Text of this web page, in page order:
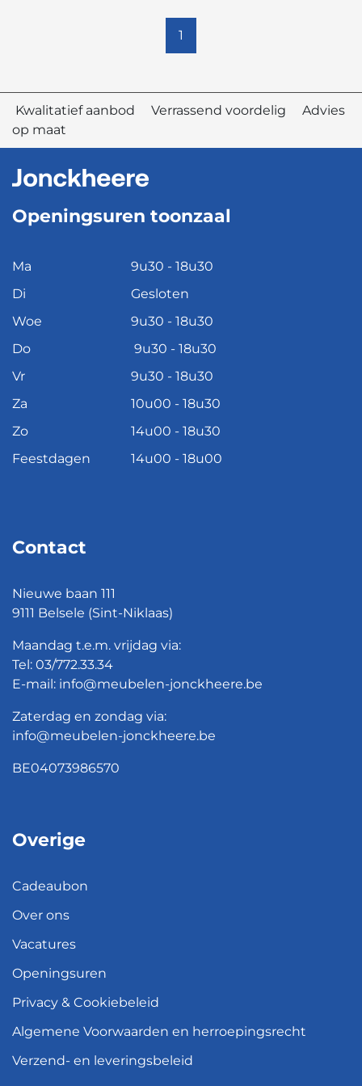
1
Kwalitatief aanbod Verrassend voordelig Advies
op maat
Openingsuren toonzaal
Ma
9u30 - 18u30
Di
Gesloten
Woe
9u30 - 18u30
Do
9u30 - 18u30
Vr
9u30 - 18u30
Za
10u00 - 18u30
Zo
14u00 - 18u30
Feestdagen
14u00 - 18u00
Contact
Nieuwe baan 111
9111 Belsele (Sint-Niklaas)
Maandag t.e.m. vrijdag via:
Tel: 03/772.33.34
E-mail: info@meubelen-jonckheere.be
Zaterdag en zondag via:
info@meubelen-jonckheere.be
BE04073986570
Overige
Cadeaubon
Over ons
Vacatures
Openingsuren
Privacy & Cookiebeleid
Algemene Voorwaarden en herroepingsrecht
Verzend- en leveringsbeleid